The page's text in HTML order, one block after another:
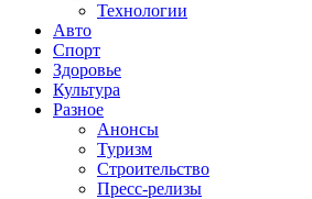
Технологии
Авто
Спорт
Здоровье
Культура
Разное
Анонсы
Туризм
Строительство
Пресс-релизы